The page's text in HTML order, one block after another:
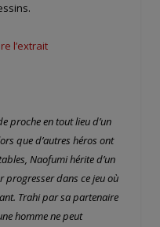
l’extrait
proche en tout lieu d’un
que d’autres héros ont
Naofumi hérite d’un
progresser dans ce jeu où
Trahi par sa partenaire
homme ne peut